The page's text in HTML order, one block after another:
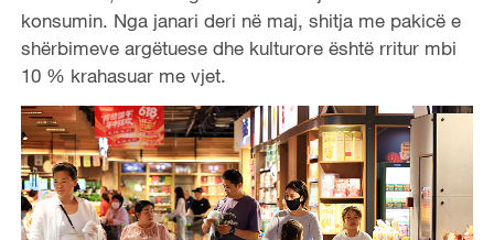
konsumin. Nga janari deri në maj, shitja me pakicë e
shërbimeve argëtuese dhe kulturore është rritur mbi
10 % krahasuar me vjet.